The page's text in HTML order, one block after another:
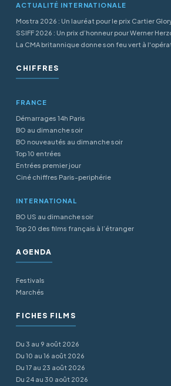
ACTUALITÉ INTERNATIONALE
Mostra 2026 : Un lauréat pour le prix Cartier
SSIFF 2026 : Un prix d’honneur pour Werner
La CMA britannique donne son feu vert à
CHIFFRES
FRANCE
Démarrages 14h Paris
BO au dimanche soir
BO nouveautés au dimanche soir
Top 10 entrées
Entrées premier jour
Ciné chiffres Paris-periphérie
INTERNATIONAL
BO US au dimanche soir
Top 20 des films français à l’étranger
AGENDA
Festivals
Marchés
FICHES FILMS
Du 3 au 9 août 2026
Du 10 au 16 août 2026
Du 17 au 23 août 2026
Du 24 au 30 août 2026